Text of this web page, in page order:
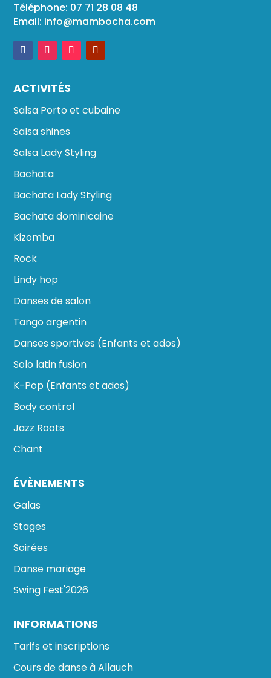
Téléphone: 07 71 28 08 48
Email: info@mambocha.com
ACTIVITÉS
Salsa Porto et cubaine
Salsa shines
Salsa Lady Styling
Bachata
Bachata Lady Styling
Bachata dominicaine
Kizomba
Rock
Lindy hop
Danses de salon
Tango argentin
Danses sportives (Enfants et ados)
Solo latin fusion
K-Pop (Enfants et ados)
Body control
Jazz Roots
Chant
ÉVÈNEMENTS
Galas
Stages
Soirées
Danse mariage
Swing Fest'2026
INFORMATIONS
Tarifs et inscriptions
Cours de danse à Allauch